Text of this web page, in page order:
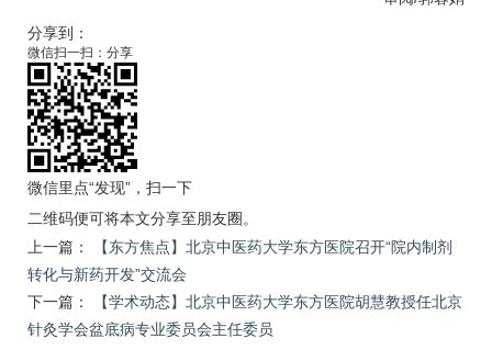
分享到：
微信扫一扫：分享
微信里点“发现”，扫一下
二维码便可将本文分享至朋友圈。
上一篇：
【东方焦点】北京中医药大学东方医院召开“院内制剂
转化与新药开发”交流会
下一篇：
【学术动态】北京中医药大学东方医院胡慧教授任北京
针灸学会盆底病专业委员会主任委员